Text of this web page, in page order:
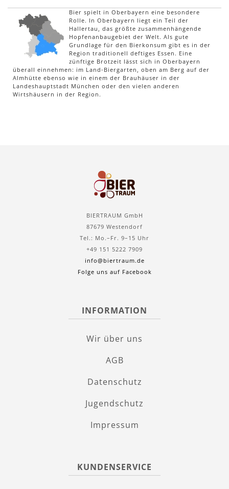
Bier spielt in Oberbayern eine besondere
Rolle. In Oberbayern liegt ein Teil der
Hallertau, das größte zusammenhängende
Hopfenanbaugebiet der Welt. Als gute
Grundlage für den Bierkonsum gibt es in der
Region traditionell deftiges Essen. Eine
zünftige Brotzeit lässt sich in Oberbayern
überall einnehmen: im Land-Biergarten, oben am Berg auf der
Almhütte ebenso wie in einem der Brauhäuser in der
Landeshauptstadt München oder den vielen anderen
Wirtshäusern in der Region.
BIERTRAUM GmbH
87679 Westendorf
Tel.: Mo.–Fr. 9–15 Uhr
+49 151 5222 7909
info@biertraum.de
Folge uns auf Facebook
INFORMATION
Wir über uns
AGB
Datenschutz
Jugendschutz
Impressum
KUNDENSERVICE